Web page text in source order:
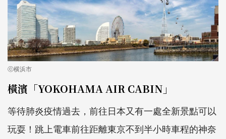
ⓒ横浜市
橫濱「YOKOHAMA AIR CABIN」
等待肺炎疫情過去，前往日本又有一處全新景點可以
玩耍！跳上電車前往距離東京不到半小時車程的神奈